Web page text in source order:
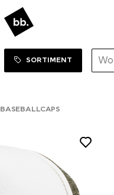
ZUM SHOP
SORTIMENT
BASEBALLCAPS